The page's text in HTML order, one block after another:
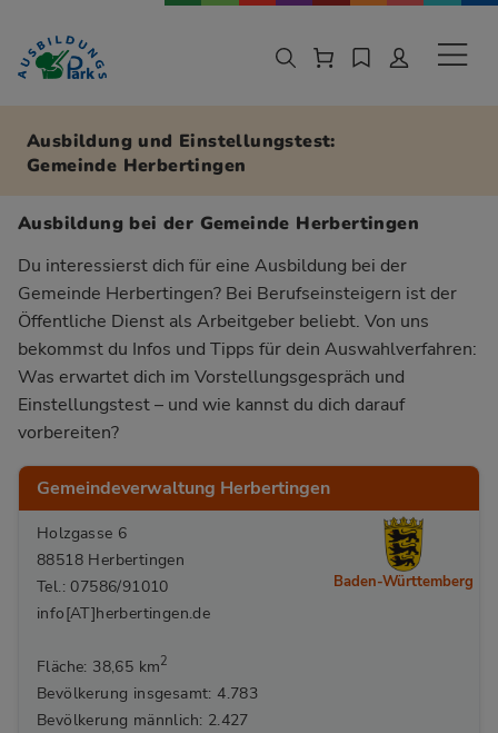
Zur Navigation springen
Zu den Hauptinhalten springen
Ausbildung und Einstellungstest:
Gemeinde Herbertingen
Ausbildung bei der Gemeinde Herbertingen
Du interessierst dich für eine Ausbildung bei der
Gemeinde Herbertingen? Bei Berufseinsteigern ist der
Öffentliche Dienst als Arbeitgeber beliebt. Von uns
bekommst du Infos und Tipps für dein Auswahlverfahren:
Was erwartet dich im Vorstellungsgespräch und
Einstellungstest – und wie kannst du dich darauf
vorbereiten?
Gemeindeverwaltung Herbertingen
Holzgasse 6
88518 Herbertingen
Tel.: 07586/91010
info[AT]herbertingen.de
Fläche: 38,65 km2
Bevölkerung insgesamt: 4.783
Bevölkerung männlich: 2.427
Baden-Württemberg